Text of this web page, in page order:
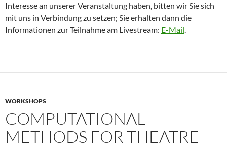
Interesse an unserer Veranstaltung haben, bitten wir Sie sich
mit uns in Verbindung zu setzen; Sie erhalten dann die
Informationen zur Teilnahme am Livestream: E-Mail.
WORKSHOPS
COMPUTATIONAL
METHODS FOR THEATRE